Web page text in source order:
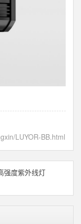
LUYOR-BB.html
强度紫外线灯